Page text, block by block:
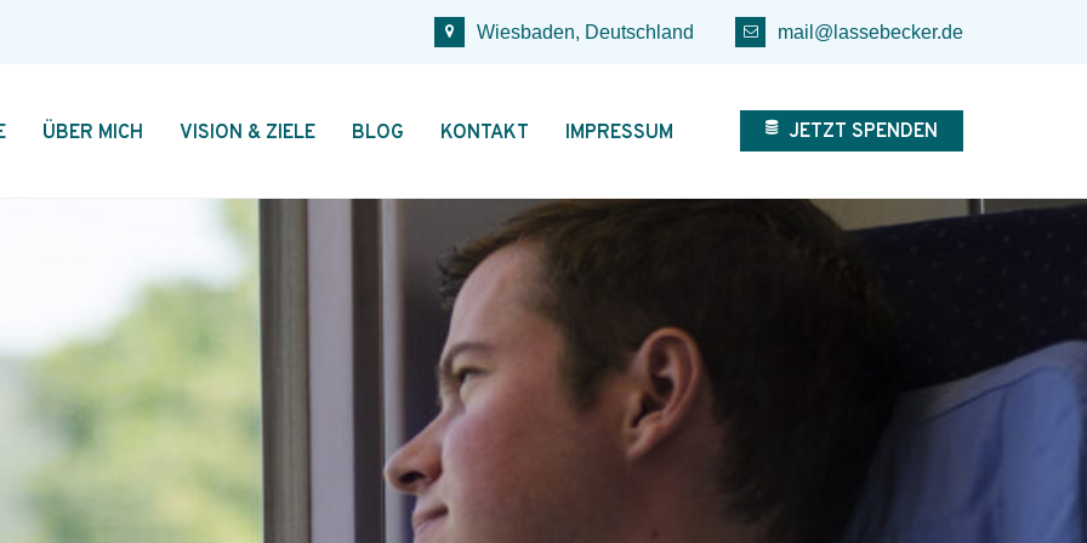
Wiesbaden, Deutschland mail@lassebecker.de
ÜBER MICH VISION & ZIELE BLOG KONTAKT IMPRESSUM JETZT SPENDEN